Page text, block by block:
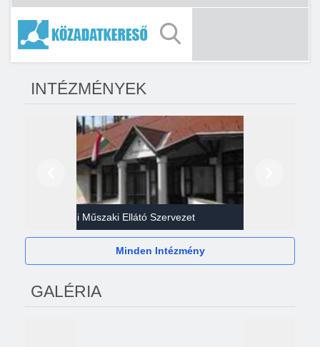
INTÉZMÉNYEK
Gazdasági Műszaki Ellátó Szervezet
Minden Intézmény
GALÉRIA